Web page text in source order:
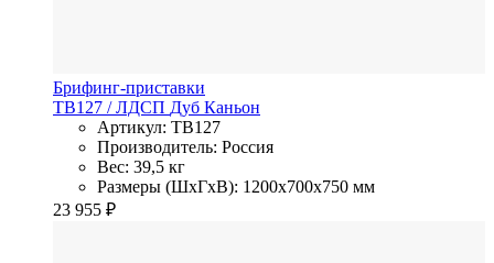
Брифинг-приставки
TB127 / ЛДСП Дуб Каньон
Артикул: TB127
Производитель: Россия
Вес: 39,5 кг
Размеры (ШхГхВ): 1200x700x750 мм
23 955 ₽